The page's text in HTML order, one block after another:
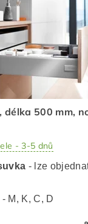
500 mm,
- 3-5 dnů
- lze
M, K, C, D